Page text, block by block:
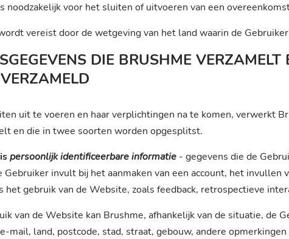
noodzakelijk voor het sluiten of uitvoeren van een
vereist door de wetgeving van het land waarin de
DIE BRUSHME
uit te voeren en haar verplichtingen na te komen, verwerkt
en die in twee soorten worden opgesplitst.
persoonlijk identificeerbare informatie - gegevens die de
Gebruiker invult bij het aanmaken van een account, het
het gebruik van de Website, zoals feedback, retrospectieve
van de Website kan Brushme, afhankelijk van de situatie, de
mail, land, postcode, stad, straat, gebouw, andere